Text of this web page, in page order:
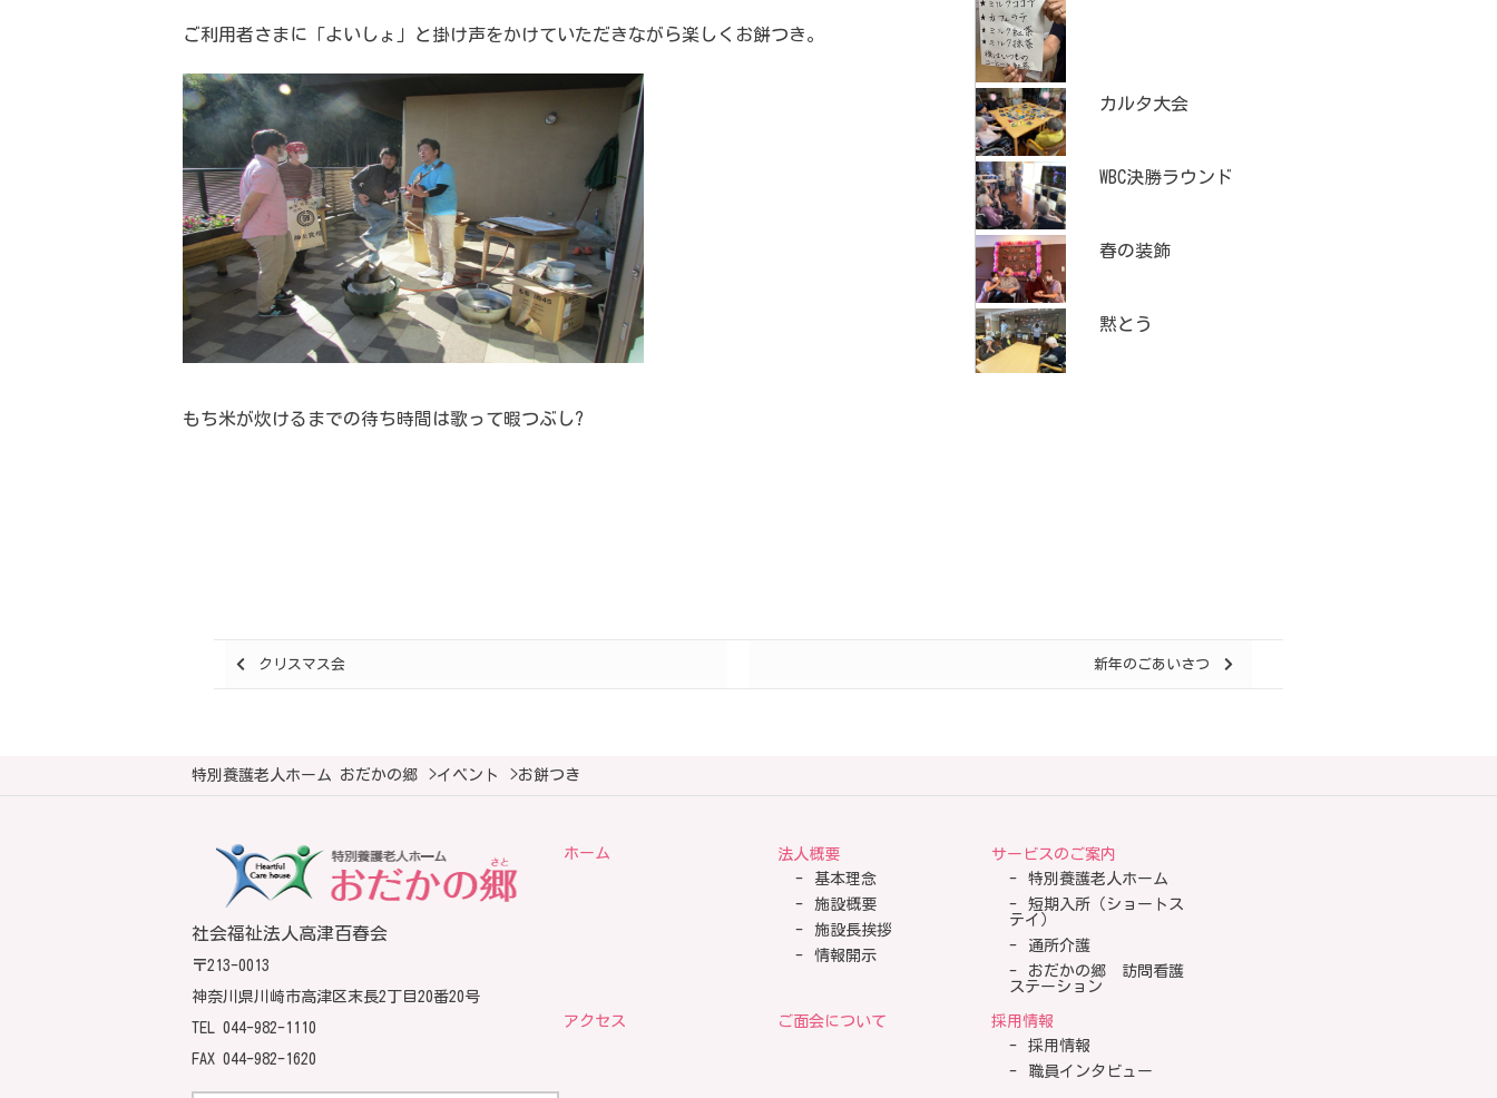
ご利用者さまに「よいしょ」と掛け声をかけていただきながら楽しくお餅つき。
もち米が炊けるまでの待ち時間は歌って暇つぶし?
カルタ大会
WBC決勝ラウンド
春の装飾
黙とう
Postsクリスマス会 新年のごあいさつ
特別養護老人ホーム おだかの郷 >イベント >お餅つき
社会福祉法人高津百春会
〒213-0013
神奈川県川崎市高津区末長2丁目20番20号
TEL 044-982-1110
FAX 044-982-1620
ホーム
法人概要
基本理念
施設概要
施設長挨拶
情報開示
サービスのご案内
特別養護老人ホーム
短期入所（ショートス
テイ）
通所介護
おだかの郷 訪問看護
ステーション
アクセス ご面会について
採用情報
採用情報
職員インタビュー